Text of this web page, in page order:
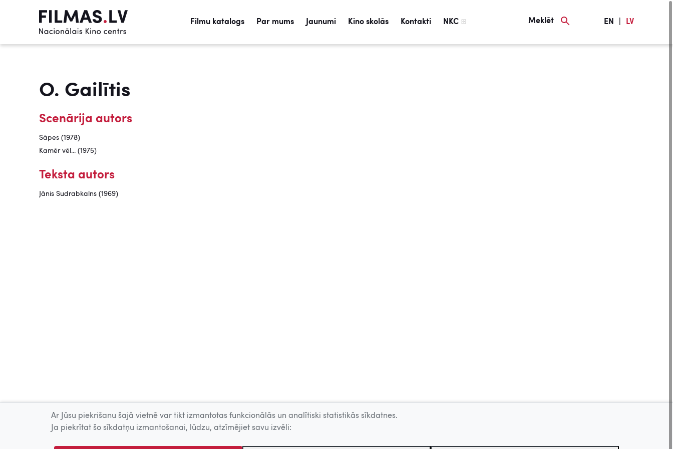
Filmu katalogs Par mums Jaunumi Kino skolās Kontakti NKC Meklēt EN LV
O. Gailītis
Scenārija autors
Sāpes (1978)
Kamēr vēl... (1975)
Teksta autors
Jānis Sudrabkalns (1969)
Ar Jūsu piekrišanu šajā vietnē var tikt izmantotas funkcionālās un analītiski statistikās sīkdatnes.
Ja piekrītat šo sīkdatņu izmantošanai, lūdzu, atzīmējiet savu izvēli: